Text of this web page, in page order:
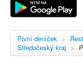
Registrace
Pivní deníček >
Středočeský kraj >